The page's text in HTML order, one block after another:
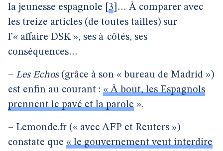
la jeunesse espagnole
3 … À comparer avec
les treize articles (de toutes tailles) sur
l’« affaire DSK », ses à-côtés, ses
conséquences…
– Les Echos(grâce à son « bureau de Madrid »)
est enfin au courant : « À bout, les Espagnols
prennent le pavé et la parole ».
– Lemonde.fr (« avec AFP et Reuters »)
constate que « le gouvernement veut interdire